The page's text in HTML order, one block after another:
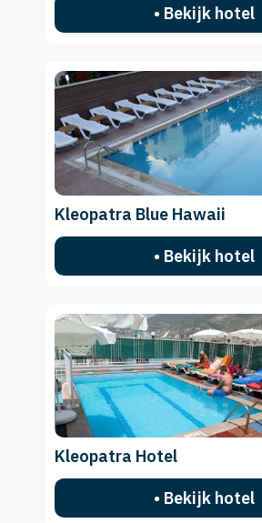
• Bekijk hotel
Kleopatra Blue Hawaii
• Bekijk hotel
Kleopatra Hotel
• Bekijk hotel